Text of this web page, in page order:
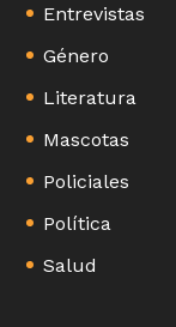
Entrevistas
Género
Literatura
Mascotas
Policiales
Política
Salud